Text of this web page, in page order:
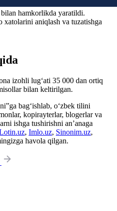
hamkorlikda yaratildi.
xatolarini aniqlash va tuzatishga
izohli lug‘ati 35 000 dan ortiq
bilan keltirilgan.
bag‘ishlab, o‘zbek tilini
kopirayterlar, blogerlar va
ishga tushirishni an’anaga
, Imlo.uz, Sinonim.uz,
havola qilgan.